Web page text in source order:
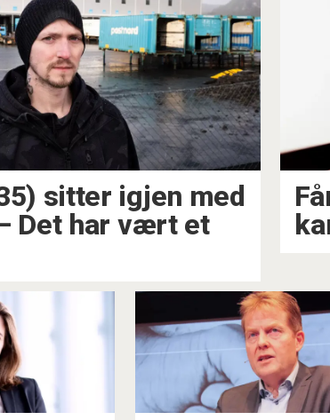
sitt er igjen med
Det har vært et